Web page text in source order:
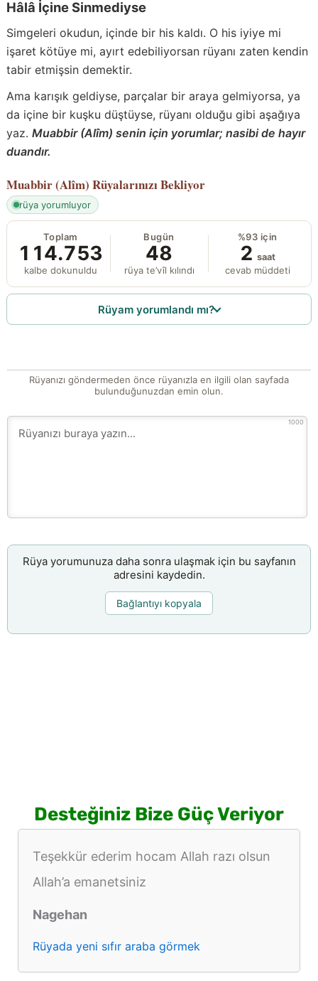
Hâlâ İçine Sinmediyse
Simgeleri okudun, içinde bir his kaldı. O his iyiye mi
işaret kötüye mi, ayırt edebiliyorsan rüyanı zaten kendin
tabir etmişsin demektir.
Ama karışık geldiyse, parçalar bir araya gelmiyorsa, ya
da içine bir kuşku düştüyse, rüyanı olduğu gibi aşağıya
yaz. Muabbir (Alîm) senin için yorumlar; nasibi de hayır
duandır.
Muabbir (Alîm) Rüyalarınızı Bekliyor
rüya yorumluyor
Toplam
114.753
kalbe dokunuldu
Bugün
48
rüya te’vîl kılındı
%93 için
2 saat
cevab müddeti
Rüyam yorumlandı mı?
Rüyanızı göndermeden önce rüyanızla en ilgili olan sayfada
bulunduğunuzdan emin olun.
1000
Rüya yorumunuza daha sonra ulaşmak için bu sayfanın
adresini kaydedin.
Bağlantıyı kopyala
Desteğiniz Bize Güç Veriyor
Teşekkür ederim hocam Allah razı olsun
Allah’a emanetsiniz
Nagehan
Rüyada yeni sıfır araba görmek